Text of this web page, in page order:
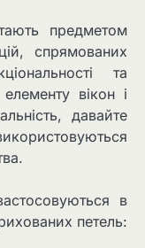
предметом
спрямованих
та
вікон і
давайте
в
петель: